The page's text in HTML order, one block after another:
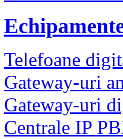
Telefoane
Gateway-uri
Gateway-uri
Centrale IP